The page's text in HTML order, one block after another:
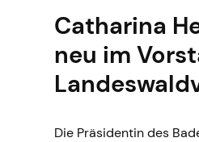
Catharina
neu im
Die Präsidentin des